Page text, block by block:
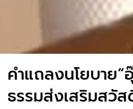
คำแถลงนโยบาย“
ธรรมส่งเสริมสวัส